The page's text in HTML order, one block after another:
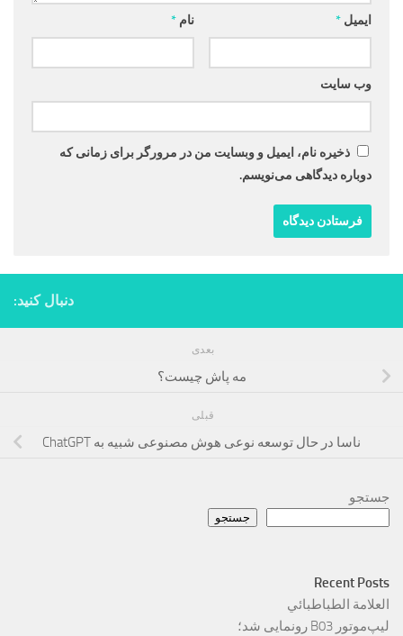
نام * ایمیل *
وب‌ سایت
ذخیره نام، ایمیل و وبسایت من در مرورگر برای زمانی که
دوباره دیدگاهی می‌نویسم.
دنبال کنید:
بعدی
مه پاش چیست؟
قبلی
ناسا در حال توسعه نوعی هوش مصنوعی شبیه به ChatGPT
جستجو
جستجو
Recent Posts
العلامة الطباطبائي
لیپ‌موتور B03 رونمایی شد؛